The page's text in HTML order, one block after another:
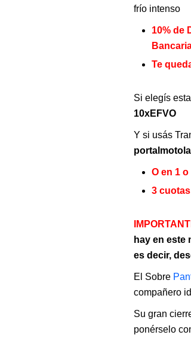
frío intenso
10% de
Te
Si elegís
10xEFVO
Y si usás
O en 1
3
hay en este
es decir,
El Sobre
compañero
Su gran
ponérselo